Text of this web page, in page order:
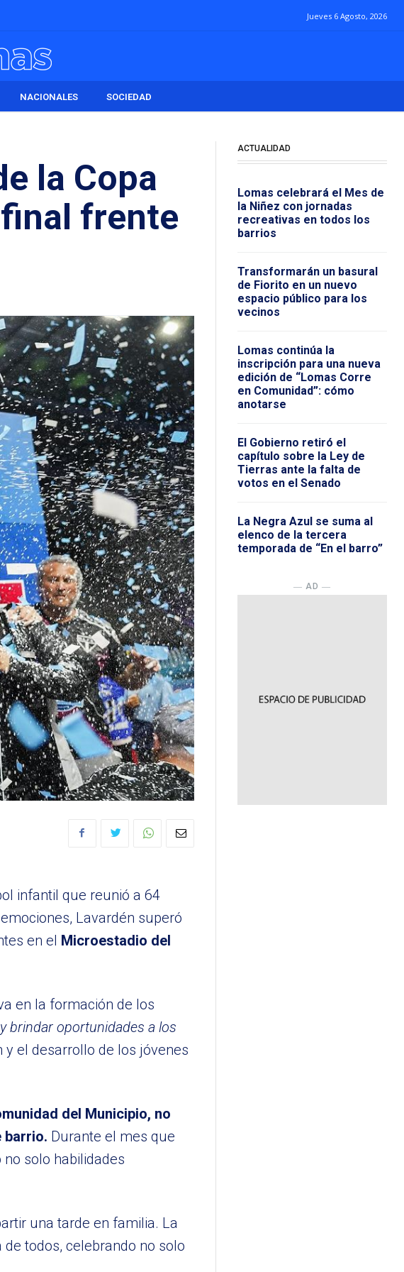
Jueves 6 Agosto, 2026
NACIONALES SOCIEDAD
la Copa
frente
infantil que reunió a 64
Lavardén superó
en el Microestadio del
en la formación de los
brindar oportunidades a los
el desarrollo de los jóvenes
del Municipio, no
barrio. Durante el mes que
solo habilidades
una tarde en familia. La
todos, celebrando no solo
ACTUALIDAD
Lomas celebrará el Mes de
la Niñez con jornadas
recreativas en todos los
barrios
Transformarán un basural
de Fiorito en un nuevo
espacio público para los
vecinos
Lomas continúa la
inscripción para una nueva
edición de “Lomas Corre
en Comunidad”: cómo
anotarse
El Gobierno retiró el
capítulo sobre la Ley de
Tierras ante la falta de
votos en el Senado
La Negra Azul se suma al
elenco de la tercera
temporada de “En el barro”
― AD ―